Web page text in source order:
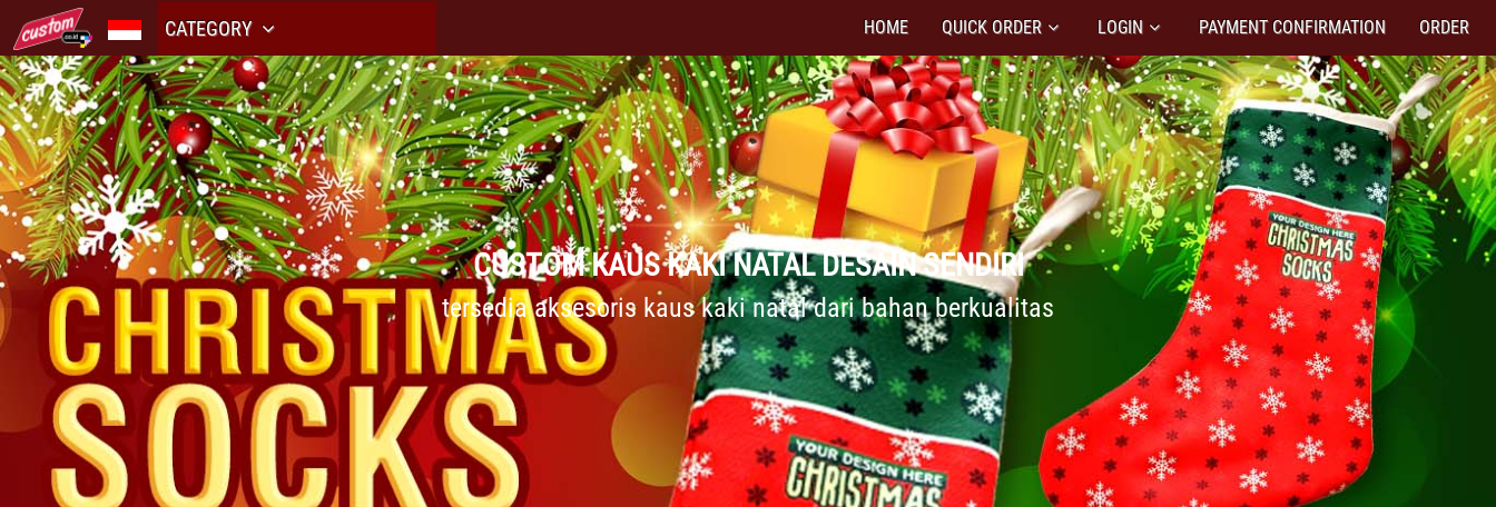
CATEGORY HOME QUICK ORDER LOGIN PAYMENT CONFIRMATION ORDER
CUSTOM KAUS KAKI NATAL DESAIN SENDIRI
tersedia aksesoris kaus kaki natal dari bahan berkualitas